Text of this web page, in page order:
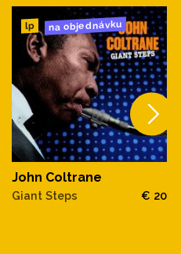
lp na objednávku
John Coltrane
Giant Steps € 20